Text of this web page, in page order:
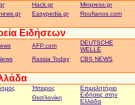
Hack.gr
Minpress.gr
Easypedia.gr
Roufianos.com
Ειδήσεων
AFP.com
DEUTSCHE
WELLE
Rassia Today
CBS NEWS
Ήπειρος
Επιμελητήριο
Θεσ/λονίκη
Ειδήσεις στην
Ελλάδα